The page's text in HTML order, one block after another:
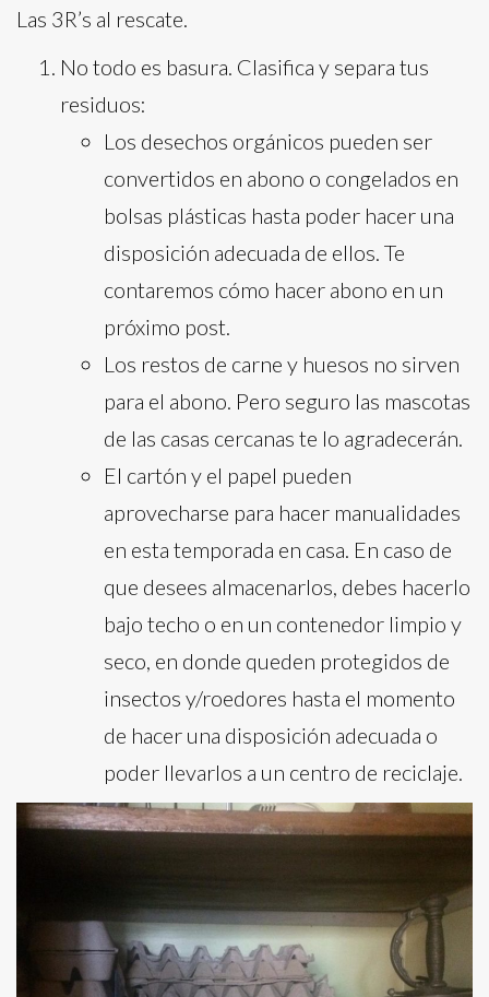
Las 3R’s al rescate.
No todo es basura. Clasifica y separa tus
residuos:
Los desechos orgánicos pueden ser
convertidos en abono o congelados en
bolsas plásticas hasta poder hacer una
disposición adecuada de ellos. Te
contaremos cómo hacer abono en un
próximo post.
Los restos de carne y huesos no sirven
para el abono. Pero seguro las mascotas
de las casas cercanas te lo agradecerán.
El cartón y el papel pueden
aprovecharse para hacer manualidades
en esta temporada en casa. En caso de
que desees almacenarlos, debes hacerlo
bajo techo o en un contenedor limpio y
seco, en donde queden protegidos de
insectos y/roedores hasta el momento
de hacer una disposición adecuada o
poder llevarlos a un centro de reciclaje.